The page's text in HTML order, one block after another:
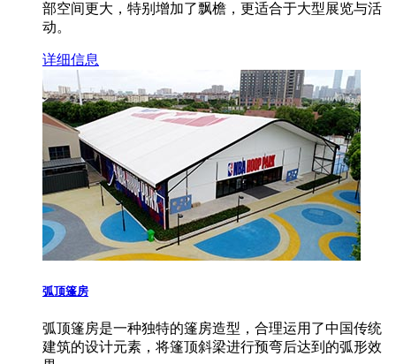
部空间更大，特别增加了飘檐，更适合于大型展览与活
动。
详细信息
弧顶篷房
弧顶篷房是一种独特的篷房造型，合理运用了中国传统
建筑的设计元素，将篷顶斜梁进行预弯后达到的弧形效